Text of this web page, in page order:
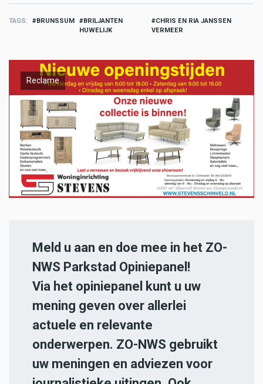
TAGS BRUNSSUM
BRILJANTEN
HUWELIJK
CHRIS EN RIA JANSSEN
VERMEER
Reclame
Meld u aan en doe mee in het ZO-
NWS Parkstad Opiniepanel!
Via het opiniepanel kunt u uw
mening geven over allerlei
actuele en relevante
onderwerpen. ZO-NWS gebruikt
uw meningen en adviezen voor